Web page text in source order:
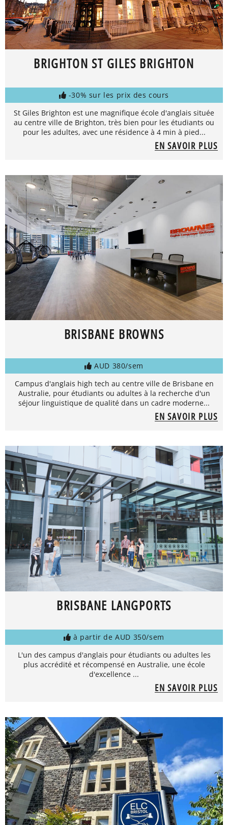
BRIGHTON ST GILES BRIGHTON
-30% sur les prix des cours
St Giles Brighton est une magnifique école d'anglais située
au centre ville de Brighton, très bien pour les étudiants ou
pour les adultes, avec une résidence à 4 min à pied...
EN SAVOIR PLUS
BRISBANE BROWNS
AUD 380/sem
Campus d'anglais high tech au centre ville de Brisbane en
Australie, pour étudiants ou adultes à la recherche d'un
séjour linguistique de qualité dans un cadre moderne...
EN SAVOIR PLUS
BRISBANE LANGPORTS
à partir de AUD 350/sem
L'un des campus d'anglais pour étudiants ou adultes les
plus accrédité et récompensé en Australie, une école
d'excellence ...
EN SAVOIR PLUS